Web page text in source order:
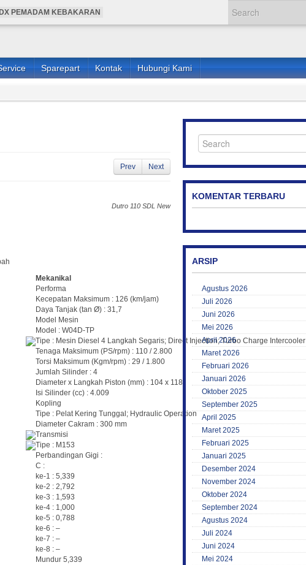
PEMADAM KEBAKARAN
ANGKUTAN KARYAWAN
HINO 4X4 ANGKUTAN KARYAWAN
136 HDX PEMADAM KEBAKARAN
Sparepart Kontak Hubungi Kami
Prev Next
Dutro 110 SDL New
Mekanikal
Performa
Kecepatan Maksimum : 126 (km/jam)
Daya Tanjak (tan Ø) : 31,7
Model Mesin
Model : W04D-TP
Tipe : Mesin Diesel 4 Langkah Segaris; Direct Injection; Turbo Charge Intercooler
Tenaga Maksimum (PS/rpm) : 110 / 2.800
Torsi Maksimum (Kgm/rpm) : 29 / 1.800
Jumlah Silinder : 4
Diameter x Langkah Piston (mm) : 104 x 118
Isi Silinder (cc) : 4.009
Kopling
Tipe : Pelat Kering Tunggal; Hydraulic Operation
Diameter Cakram : 300 mm
Transmisi
Tipe : M153
Perbandingan Gigi :
C :
ke-1 : 5,339
ke-2 : 2,792
ke-3 : 1,593
ke-4 : 1,000
ke-5 : 0,788
ke-6 : –
ke-7 : –
ke-8 : –
Mundur 5,339
KOMENTAR TERBARU
ARSIP
Agustus 2026
Juli 2026
Juni 2026
Mei 2026
April 2026
Maret 2026
Februari 2026
Januari 2026
Oktober 2025
September 2025
April 2025
Maret 2025
Februari 2025
Januari 2025
Desember 2024
November 2024
Oktober 2024
September 2024
Agustus 2024
Juli 2024
Juni 2024
Mei 2024